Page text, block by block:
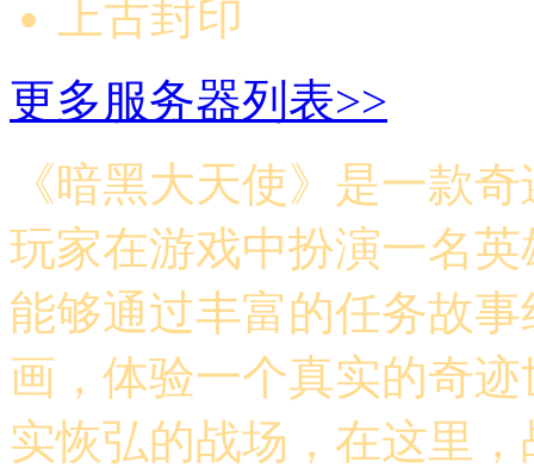
上古封印
更多服务器列表>>
《暗黑大天使》是一款
玩家在游戏中扮演一名
能够通过丰富的任务故
画，体验一个真实的奇
实恢弘的战场，在这里